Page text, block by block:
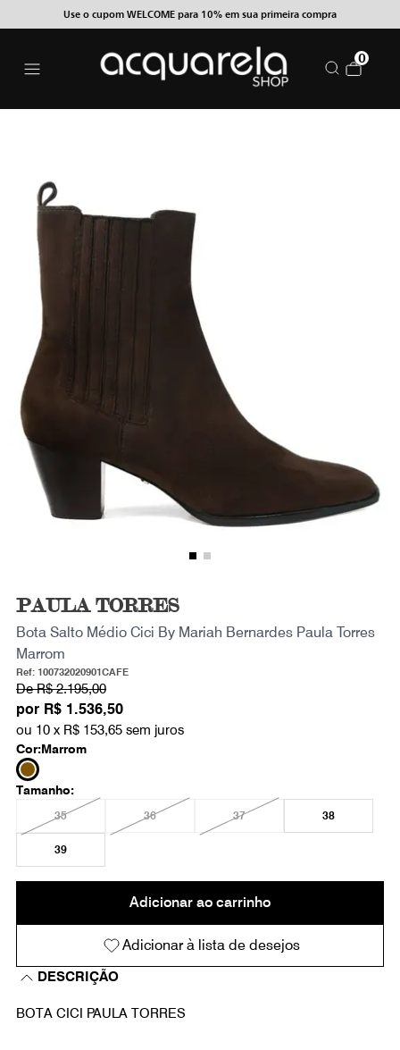
Use o cupom WELCOME para 10% em sua primeira compra
0
PAULA TORRES
Bota Salto Médio Cici By Mariah Bernardes Paula Torres
Marrom
Ref: 100732020901CAFE
DeR$ 2.195,00
por R$ 1.536,50
ou 10 x R$ 153,65 sem juros
Cor:Marrom
Tamanho:
35 36 37 38
39
Adicionar ao carrinho
Adicionar à lista de desejos
DESCRIÇÃO
BOTA CICI PAULA TORRES